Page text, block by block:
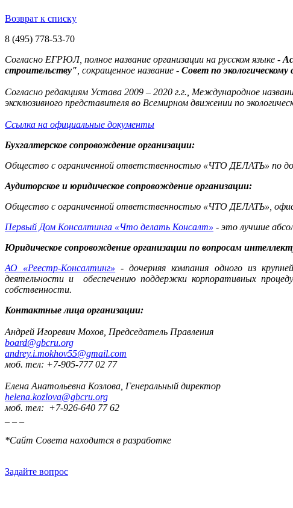
Возврат к списку
8 (495) 778-53-70
Согласно ЕГРЮЛ, полное название организации на русском языке -
строительству" , сокращенное название - Совет по
Согласно редакциям Устава 2009 – 2020 г.г., Международное
эксклюзивного представителя во Всемирном движении по
Ссылка на официальные документы
Бухгалтерское сопровождение организации:
Общество с ограниченной ответственностью «ЧТО ДЕЛАТЬ» по
Аудиторское и юридическое сопровождение организации:
Общество с ограниченной ответственностью «ЧТО ДЕЛАТЬ»,
Первый Дом Консалтинга «Что делать Консалт» - это лучшие
Юридическое сопровождение организации по вопросам
АО «Реестр-Консалтинг» - дочерняя компания одного из
деятельности и обеспечению поддержки корпоративных
собственности.
Контактные лица организации:
Андрей Игоревич Мохов, Председатель Правления
board@gbcru.org
andrey.i.mokhov55@gmail.com
моб. тел: +7-905-777 02 77
Елена Анатольевна Козлова, Генеральный директор
helena.kozlova@gbcru.org
моб. тел: +7-926-640 77 62
*Сайт Совета находится в разработке
Задайте вопрос